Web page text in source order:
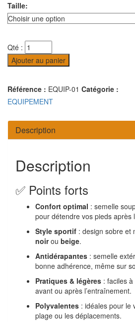
Taille:
Qté :
Ajouter au panier
Référence : EQUIP-01 Catégorie :
EQUIPEMENT
Description
Description
✅ Points forts
Confort optimal : semelle
pour détendre vos pieds après
Style sportif : design sobre et
noirou beige.
Antidérapantes : semelle
bonne adhérence, même sur
Pratiques & légères : faciles
avant ou après l’entraînement.
Polyvalentes : idéales pour le
plage ou les déplacements.